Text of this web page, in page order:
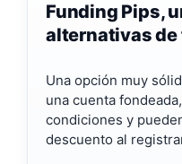
Funding Pips,
alternativas de
Una opción muy
una cuenta
condiciones y
descuento al